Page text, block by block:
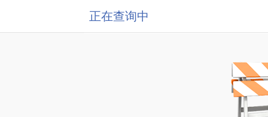
正在查询中